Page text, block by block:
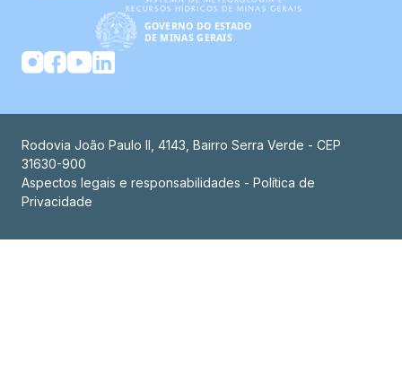
Rodovia João Paulo II, 4143, Bairro Serra Verde - CEP
31630-900
Aspectos legais e responsabilidades - Política de
Privacidade